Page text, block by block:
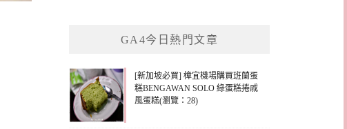
GA4今日熱門文章
[新加坡必買] 樟宜機場購買班蘭蛋
糕BENGAWAN SOLO 綠蛋糕捲戚
風蛋糕(瀏覽：28)